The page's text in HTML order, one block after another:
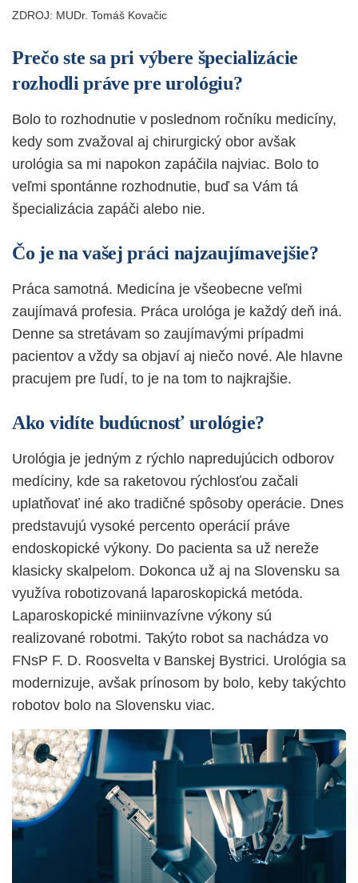
ZDROJ: MUDr. Tomáš Kovačic
Prečo ste sa pri výbere špecializácie
rozhodli práve pre urológiu?
Bolo to rozhodnutie v poslednom ročníku medicíny,
kedy som zvažoval aj chirurgický obor avšak
urológia sa mi napokon zapáčila najviac. Bolo to
veľmi spontánne rozhodnutie, buď sa Vám tá
špecializácia zapáči alebo nie.
Čo je na vašej práci najzaujímavejšie?
Práca samotná. Medicína je všeobecne veľmi
zaujímavá profesia. Práca urológa je každý deň iná.
Denne sa stretávam so zaujímavými prípadmi
pacientov a vždy sa objaví aj niečo nové. Ale hlavne
pracujem pre ľudí, to je na tom to najkrajšie.
Ako vidíte budúcnosť urológie?
Urológia je jedným z rýchlo napredujúcich odborov
medíciny, kde sa raketovou rýchlosťou začali
uplatňovať iné ako tradičné spôsoby operácie. Dnes
predstavujú vysoké percento operácií práve
endoskopické výkony. Do pacienta sa už nereže
klasicky skalpelom. Dokonca už aj na Slovensku sa
využíva robotizovaná laparoskopická metóda.
Laparoskopické miniinvazívne výkony sú
realizované robotmi. Takýto robot sa nachádza vo
FNsP F. D. Roosvelta v Banskej Bystrici. Urológia sa
modernizuje, avšak prínosom by bolo, keby takýchto
robotov bolo na Slovensku viac.